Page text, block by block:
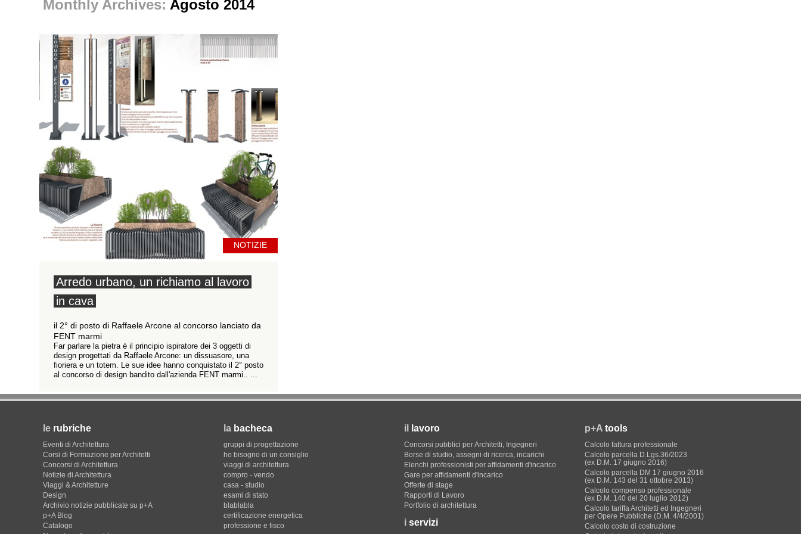
Monthly Archives: Agosto 2014
NOTIZIE
Arredo urbano, un richiamo al lavoro
in cava
il 2° di posto di Raffaele Arcone al concorso lanciato da
FENT marmi
Far parlare la pietra è il principio ispiratore dei 3 oggetti di
design progettati da Raffaele Arcone: un dissuasore, una
fioriera e un totem. Le sue idee hanno conquistato il 2° posto
al concorso di design bandito dall'azienda FENT marmi.. ...
le rubriche
Eventi di Architettura
Corsi di Formazione per Architetti
Concorsi di Architettura
Notizie di Architettura
Viaggi & Architetture
Design
Archivio notizie pubblicate su p+A
p+A Blog
Catalogo
la bacheca
gruppi di progettazione
ho bisogno di un consiglio
viaggi di architettura
compro - vendo
casa - studio
esami di stato
blablabla
certificazione energetica
professione e fisco
il lavoro
Concorsi pubblici per Architetti, Ingegneri
Borse di studio, assegni di ricerca, incarichi
Elenchi professionisti per affidamenti d'incarico
Gare per affidamenti d'incarico
Offerte di stage
Rapporti di Lavoro
Portfolio di architettura
i servizi
p+A tools
Calcolo fattura professionale
Calcolo parcella D.Lgs.36/2023
(ex D.M. 17 giugno 2016)
Calcolo parcella DM 17 giugno 2016
(ex D.M. 143 del 31 ottobre 2013)
Calcolo compenso professionale
(ex D.M. 140 del 20 luglio 2012)
Calcolo tariffa Architetti ed Ingegneri
per Opere Pubbliche (D.M. 4/4/2001)
Calcolo costo di costruzione